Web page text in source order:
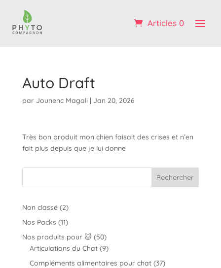
Articles 0
Auto Draft
par Jounenc Magali | Jan 20, 2026
Très bon produit mon chien faisait des crises et n’en
fait plus depuis que je lui donne
Rechercher
Non classé 22
produits
Nos Packs 1111
produits
Nos produits pour 🐱 5050
produits
Articulations du Chat 99
produits
Compléments alimentaires pour chat 3737
Profitez de -10% sur votre 1ère commande : code